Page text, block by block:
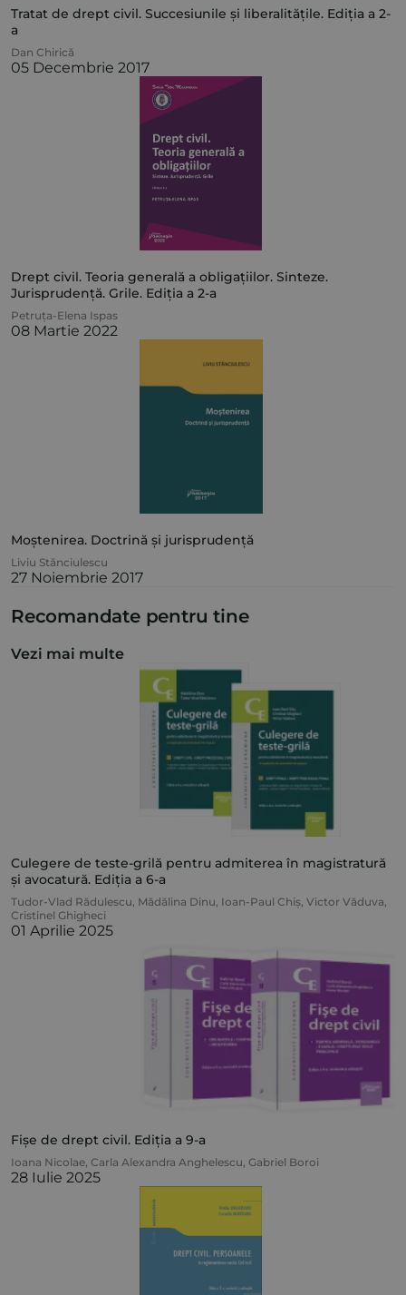
Tratat de drept civil. Succesiunile și liberalitățile. Ediția a 2-
a
Dan Chirică
05 Decembrie 2017
Drept civil. Teoria generală a obligațiilor. Sinteze.
Jurisprudență. Grile. Ediția a 2-a
Petruța-Elena Ispas
08 Martie 2022
Moștenirea. Doctrină și jurisprudență
Liviu Stănciulescu
27 Noiembrie 2017
Recomandate pentru tine
Vezi mai multe
Culegere de teste-grilă pentru admiterea în magistratură
și avocatură. Ediția a 6-a
Tudor-Vlad Rădulescu, Mădălina Dinu, Ioan-Paul Chiș, Victor Văduva,
Cristinel Ghigheci
01 Aprilie 2025
Fișe de drept civil. Ediția a 9-a
Ioana Nicolae, Carla Alexandra Anghelescu, Gabriel Boroi
28 Iulie 2025